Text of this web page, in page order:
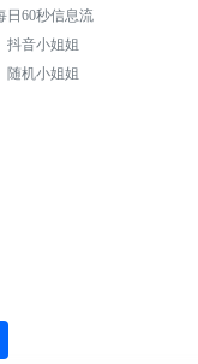
日60秒信息流
抖音小姐姐
随机小姐姐